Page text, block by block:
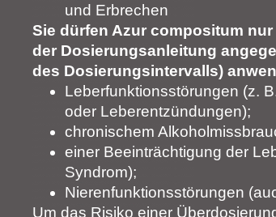
und Erbrechen
Sie dürfen Azur compositum
der Dosierungsanleitung
des Dosierungsintervalls)
Leberfunktionsstörungen (z.
oder Leberentzündungen);
chronischem
einer Beeinträchtigung der
Syndrom);
Nierenfunktionsstörungen
Um das Risiko einer